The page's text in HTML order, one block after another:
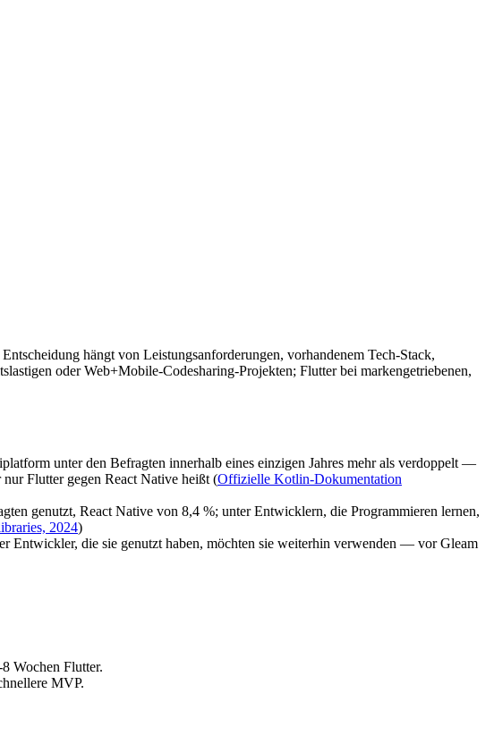
hängt von Leistungsanforderungen, vorhandenem Tech-Stack,
oder Web+Mobile-Codesharing-Projekten; Flutter bei markengetriebenen,
unter den Befragten innerhalb eines einzigen Jahres mehr als verdoppelt —
Flutter gegen React Native heißt (Offizielle Kotlin-Dokumentation
genutzt, React Native von 8,4 %; unter Entwicklern, die Programmieren lernen,
2024)
Entwickler, die sie genutzt haben, möchten sie weiterhin verwenden — vor Gleam
Wochen Flutter.
MVP.